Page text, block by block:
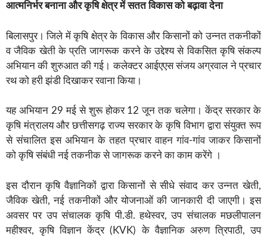
आत्मनिर्भर बनाना और कृषि क्षेत्र में सतत विकास को बढ़ावा देना
बिलासपुर। जिले में कृषि क्षेत्र के विकास और किसानों को उन्नत तकनीकों
व जैविक खेती के प्रति जागरूक करने के उद्देश्य से विकसित कृषि संकल्प
अभियान की शुरुआत की गई। कलेक्टर आईएएस संजय अग्रवाल ने प्रचार
रथ को हरी झंडी दिखाकर रवाना किया।
यह अभियान 29 मई से शुरू होकर 12 जून तक चलेगा। केंद्र सरकार के
कृषि मंत्रालय और छत्तीसगढ़ राज्य सरकार के कृषि विभाग द्वारा संयुक्त रूप
से संचालित इस अभियान के तहत प्रचार वाहन गांव-गांव जाकर किसानों
को कृषि संबंधी नई तकनीक से जागरूक करने का काम करेंगे ।
इस दौरान कृषि वैज्ञानिकों द्वारा किसानों से सीधे संवाद कर उन्नत खेती,
जैविक खेती, नई तकनीकों और योजनाओं की जानकारी दी जाएगी। इस
अवसर पर उप संचालक कृषि पी.डी. हथेस्वर, उप संचालक मछलीपालन
महीश्वर, कृषि विज्ञान केंद्र (KVK) के वैज्ञानिक अरुण त्रिपाठी, उप